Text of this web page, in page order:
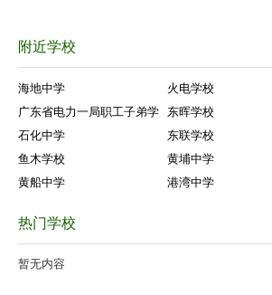
附近学校
海地中学 火电学校
广东省电力一局职工子弟学
东晖学校
石化中学
东联学校
鱼木学校
黄埔中学
黄船中学
港湾中学
热门学校
暂无内容